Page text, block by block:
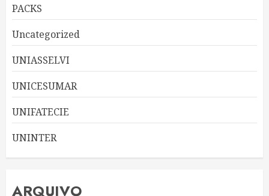
PACKS
Uncategorized
UNIASSELVI
UNICESUMAR
UNIFATECIE
UNINTER
ARQUIVO